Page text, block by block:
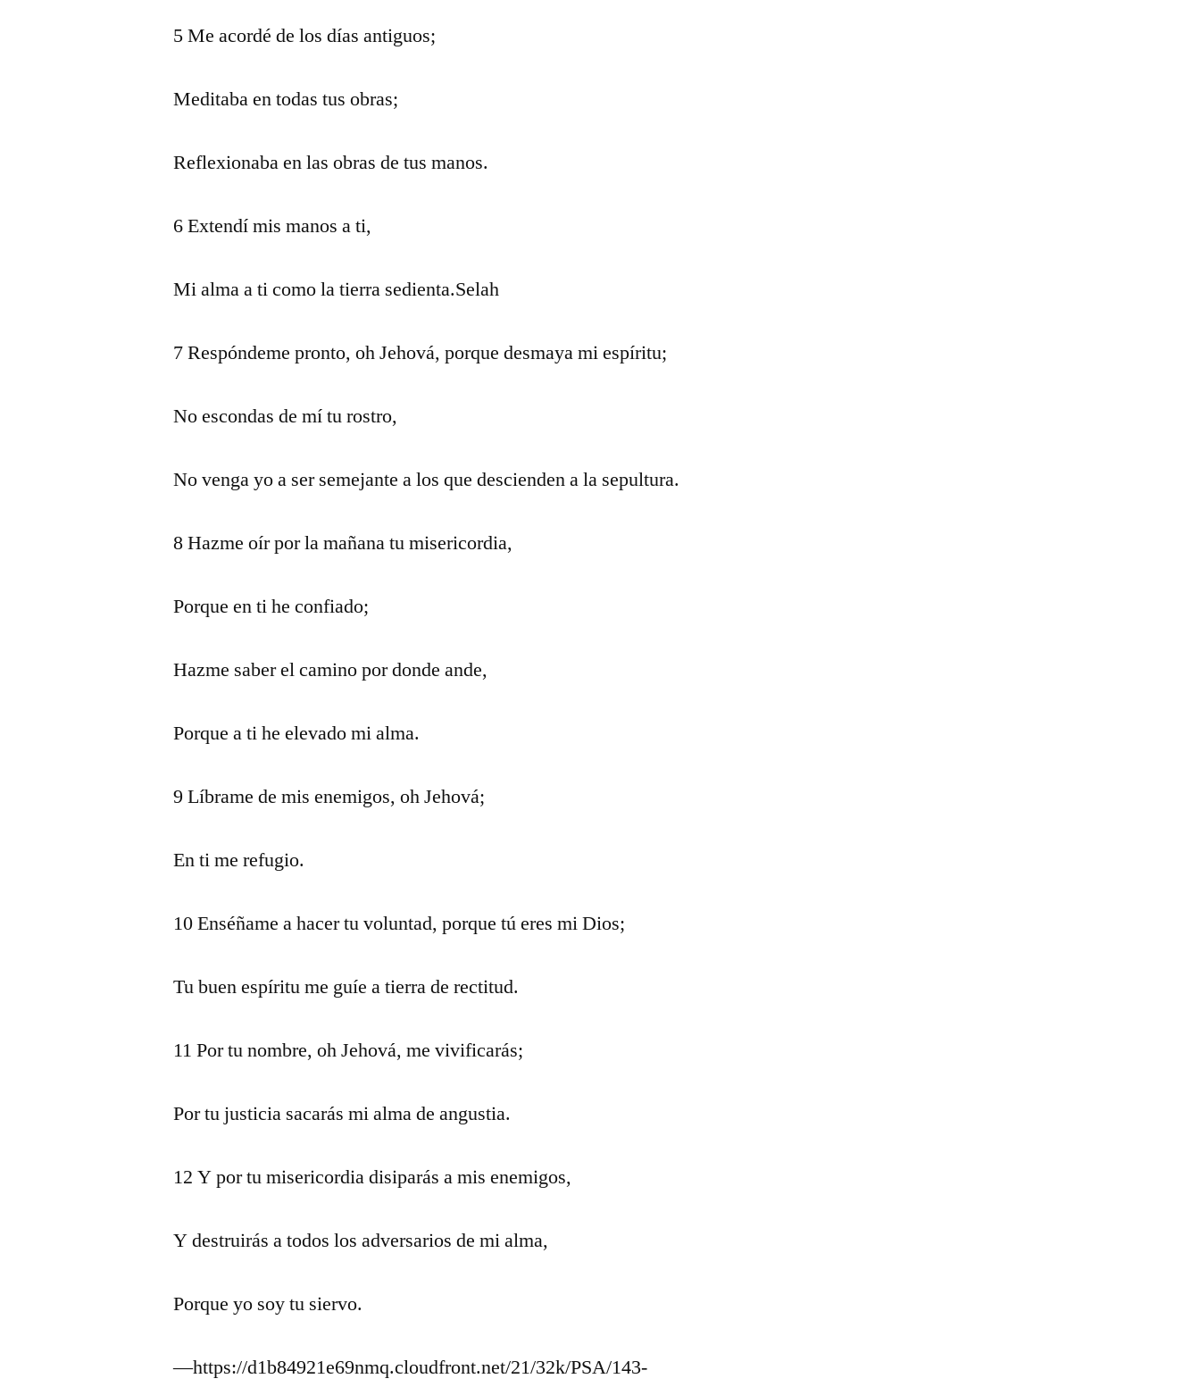
5 Me acordé de los días antiguos;
Meditaba en todas tus obras;
Reflexionaba en las obras de tus manos.
6 Extendí mis manos a ti,
Mi alma a ti como la tierra sedienta.Selah
7 Respóndeme pronto, oh Jehová, porque desmaya mi espíritu;
No escondas de mí tu rostro,
No venga yo a ser semejante a los que descienden a la sepultura.
8 Hazme oír por la mañana tu misericordia,
Porque en ti he confiado;
Hazme saber el camino por donde ande,
Porque a ti he elevado mi alma.
9 Líbrame de mis enemigos, oh Jehová;
En ti me refugio.
10 Enséñame a hacer tu voluntad, porque tú eres mi Dios;
Tu buen espíritu me guíe a tierra de rectitud.
11 Por tu nombre, oh Jehová, me vivificarás;
Por tu justicia sacarás mi alma de angustia.
12 Y por tu misericordia disiparás a mis enemigos,
Y destruirás a todos los adversarios de mi alma,
Porque yo soy tu siervo.
—https://d1b84921e69nmq.cloudfront.net/21/32k/PSA/143-